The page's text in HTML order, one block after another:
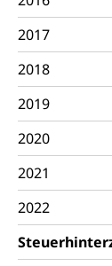
2017
2018
2019
2020
2021
2022